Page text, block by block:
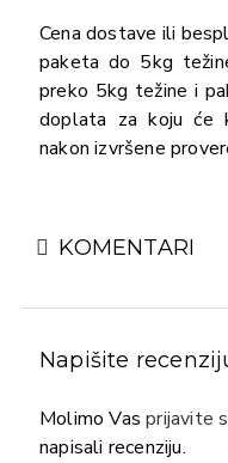
Cena dostave ili
paketa do 5kg
preko 5kg težine i
doplata za koju će
nakon izvršene
KOMENTARI
Napišite
Molimo Vasprijavite
napisali recenziju.